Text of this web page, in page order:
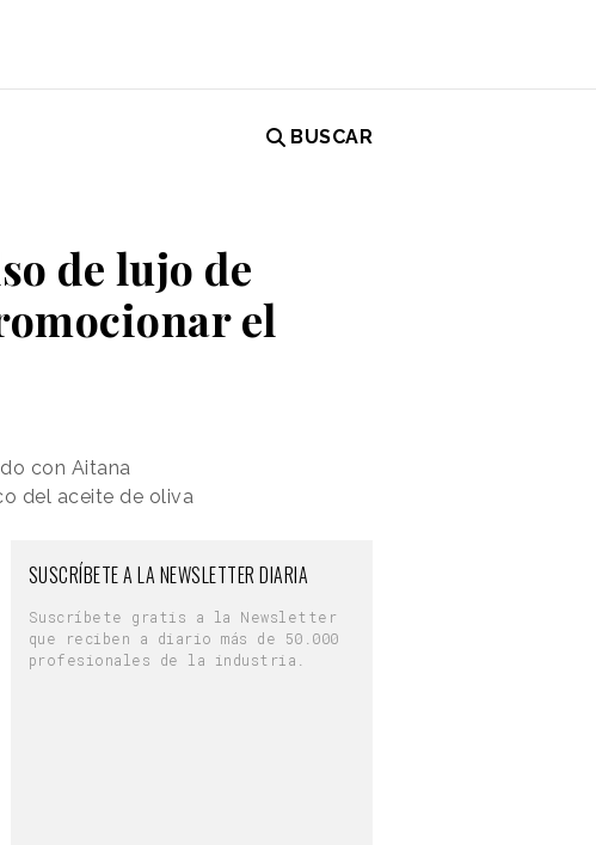
BUSCAR
de lujo de
el
con Aitana
del aceite de oliva
SUSCRÍBETE A LA NEWSLETTER DIARIA
Suscríbete gratis a la Newsletter
que reciben a diario más de 50.000
profesionales de la industria.